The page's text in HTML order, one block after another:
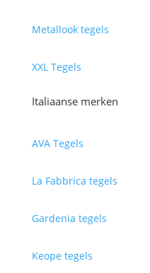
Metallook tegels
XXL Tegels
Italiaanse merken
AVA Tegels
La Fabbrica tegels
Gardenia tegels
Keope tegels